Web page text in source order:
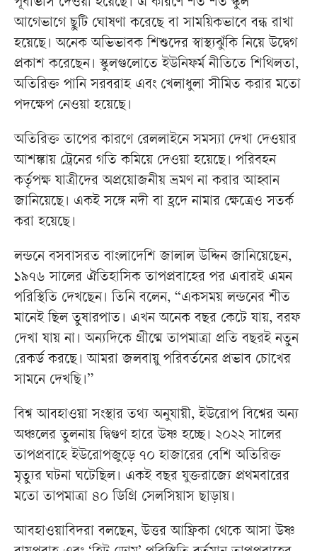
পূর্বাভাস দেওয়া হয়েছে। এ কারণে শত শত স্কুল
আগেভাগে ছুটি ঘোষণা করেছে বা সাময়িকভাবে বন্ধ রাখা
হয়েছে। অনেক অভিভাবক শিশুদের স্বাস্থ্যঝুঁকি নিয়ে উদ্বেগ
প্রকাশ করেছেন। স্কুলগুলোতে ইউনিফর্ম নীতিতে শিথিলতা,
অতিরিক্ত পানি সরবরাহ এবং খেলাধুলা সীমিত করার মতো
পদক্ষেপ নেওয়া হয়েছে।
অতিরিক্ত তাপের কারণে রেললাইনে সমস্যা দেখা দেওয়ার
আশঙ্কায় ট্রেনের গতি কমিয়ে দেওয়া হয়েছে। পরিবহন
কর্তৃপক্ষ যাত্রীদের অপ্রয়োজনীয় ভ্রমণ না করার আহ্বান
জানিয়েছে। একই সঙ্গে নদী বা হ্রদে নামার ক্ষেত্রেও সতর্ক
করা হয়েছে।
লন্ডনে বসবাসরত বাংলাদেশি জালাল উদ্দিন জানিয়েছেন,
১৯৭৬ সালের ঐতিহাসিক তাপপ্রবাহের পর এবারই এমন
পরিস্থিতি দেখছেন। তিনি বলেন, “একসময় লন্ডনের শীত
মানেই ছিল তুষারপাত। এখন অনেক বছর কেটে যায়, বরফ
দেখা যায় না। অন্যদিকে গ্রীষ্মে তাপমাত্রা প্রতি বছরই নতুন
রেকর্ড করছে। আমরা জলবায়ু পরিবর্তনের প্রভাব চোখের
সামনে দেখছি।”
বিশ্ব আবহাওয়া সংস্থার তথ্য অনুযায়ী, ইউরোপ বিশ্বের অন্য
অঞ্চলের তুলনায় দ্বিগুণ হারে উষ্ণ হচ্ছে। ২০২২ সালের
তাপপ্রবাহে ইউরোপজুড়ে ৭০ হাজারের বেশি অতিরিক্ত
মৃত্যুর ঘটনা ঘটেছিল। একই বছর যুক্তরাজ্যে প্রথমবারের
মতো তাপমাত্রা ৪০ ডিগ্রি সেলসিয়াস ছাড়ায়।
আবহাওয়াবিদরা বলছেন, উত্তর আফ্রিকা থেকে আসা উষ্ণ